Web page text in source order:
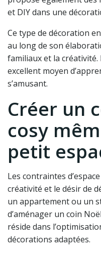
et DIY dans une
Ce type de décoration
au long de son
familiaux et la créativité.
excellent moyen
s’amusant.
Créer un
cosy
petit
Les contraintes
créativité et le désir de
un appartement ou un
d’aménager un coin
réside dans
décorations adaptées.